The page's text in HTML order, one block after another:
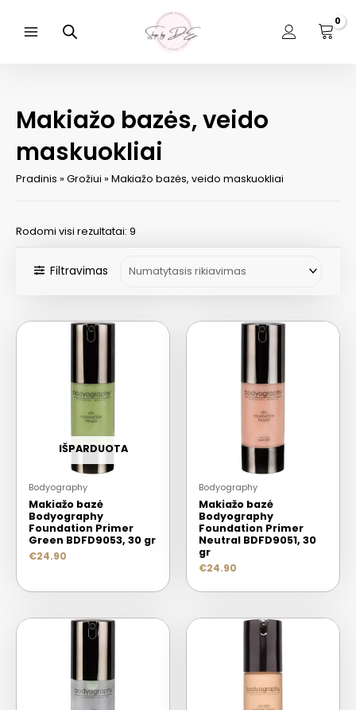
turinio
Makiažo bazės, veido
maskuokliai
Pradinis » Grožiui » Makiažo bazės, veido maskuokliai
Rodomi visi rezultatai: 9
Filtravimas
IŠPARDUOTA
Bodyography
Makiažo bazė
Bodyography
Foundation Primer
Green BDFD9053, 30 gr
€24.90
Bodyography
Makiažo bazė
Bodyography
Foundation Primer
Neutral BDFD9051, 30
gr
€24.90